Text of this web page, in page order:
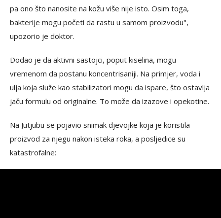
pa ono što nanosite na kožu više nije isto. Osim toga,
bakterije mogu početi da rastu u samom proizvodu",
upozorio je doktor.
Dodao je da aktivni sastojci, poput kiselina, mogu
vremenom da postanu koncentrisaniji. Na primjer, voda i
ulja koja služe kao stabilizatori mogu da ispare, što ostavlja
jaču formulu od originalne. To može da izazove i opekotine.
Na Jutjubu se pojavio snimak djevojke koja je koristila
proizvod za njegu nakon isteka roka, a posljedice su
katastrofalne: